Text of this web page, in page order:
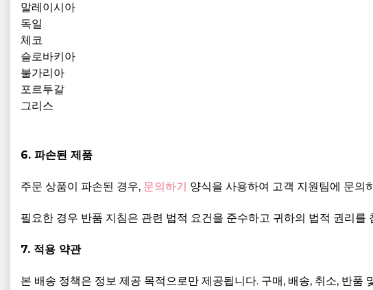
말레이시아
독일
체코
슬로바키아
불가리아
포르투갈
그리스
6. 파손된 제품
주문 상품이 파손된 경우, 문의하기 양식을 사용하여 고객 지원팀에 문의
필요한 경우 반품 지침은 관련 법적 요건을 준수하고 귀하의 법적 권리
7. 적용 약관
본 배송 정책은 정보 제공 목적으로만 제공됩니다. 구매, 배송, 취소, 반품